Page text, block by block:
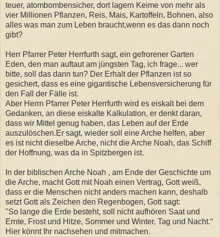
teuer, atombombensicher, dort lagern Keime von mehr als
vier Millionen Pflanzen, Reis, Mais, Kartoffeln, Bohnen, also
alles was man zum Leben braucht,wenn es das dann noch
gibt?
Herr Pfarrer Peter Herrfurth sagt, ein gefrorener Garten
Eden, den man auftaut am jüngsten Tag, ich frage... wer
bitte, soll das dann tun? Der Erhalt der Pflanzen ist so
gesichert, dass es eine gigantische Lebensversicherung für
den Fall der Fälle ist.
Aber Herrn Pfarrer Peter Herrfurth wird es eiskalt bei dem
Gedanken, an diese eiskalte Kalkulation, er denkt daran,
dass wir Mittel genug haben, das Leben auf der Erde
auszulöschen.Er sagt, wieder soll eine Arche helfen, aber
es ist nicht dieselbe Arche, nicht die Arche Noah, das Schiff
der Hoffnung, was da in Spitzbergen ist.
In der biblischen Arche Noah , am Ende der Geschichte um
die Arche, macht Gott mit Noah einen Vertrag, Gott weiß,
dass er die Menschen nicht anders machen kann, deshalb
setzt Gott als Zeichen den Regenbogen, Gott sagt:
"So lange die Erde besteht, soll nicht aufhören Saat und
Ernte, Frost und Hitze, Sommer und Winter, Tag und Nacht.“
Hier könnt Ihr nachsehen und mitmachen.